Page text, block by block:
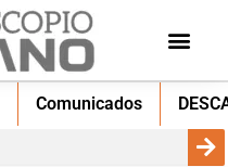
Comunicados